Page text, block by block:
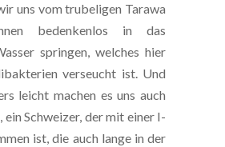
uns vom trubeligen Tarawa
bedenkenlos in das
springen, welches hier
verseucht ist. Und
leicht machen es uns auch
ein Schweizer, der mit einer I-
ist, die auch lange in der